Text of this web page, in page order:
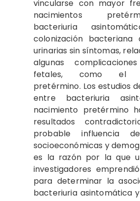
vincularse con mayor
nacimientos
bacteriuria
colonización
urinarias sin síntomas,
algunas
fetales, como el
pretérmino. Los estudios
entre bacteriuria
nacimiento pretérmino
resultados
probable influencia
socioeconómicas y
es la razón por la que
investigadores
para determinar la
bacteriuria asintomática